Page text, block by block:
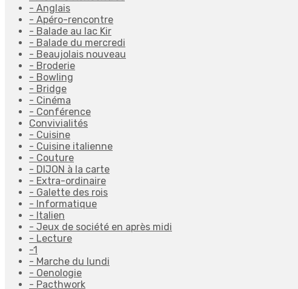
- Anglais
- Apéro-rencontre
- Balade au lac Kir
- Balade du mercredi
- Beaujolais nouveau
- Broderie
- Bowling
- Bridge
- Cinéma
- Conférence
Convivialités
- Cuisine
- Cuisine italienne
- Couture
- DIJON à la carte
- Extra-ordinaire
- Galette des rois
- Informatique
- Italien
- Jeux de société en après midi
- Lecture
-1
- Marche du lundi
- Oenologie
- Pacthwork